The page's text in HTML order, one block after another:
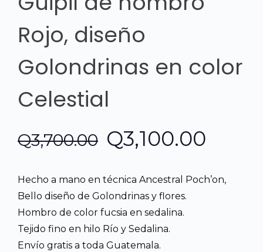
Rojo, diseño
Golondrinas en color
Celestial
Q3,700.00 El
precio
original
era:
Q3,100.00
Hecho a mano en técnica Ancestral Poch’on,
Bello diseño de Golondrinas y flores.
Hombro de color fucsia en sedalina.
Tejido fino en hilo Río y Sedalina.
Envío gratis a toda Guatemala.